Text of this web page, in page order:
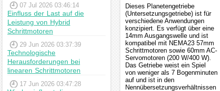
07 Jul 2026 03:46:14
Einfluss der Last auf die
Leistung von Hybrid
Schrittmotoren
29 Jun 2026 03:37:39
Technologische
Herausforderungen bei
linearen Schrittmotoren
17 Jun 2026 03:47:28
Dieses Planetengetriebe
(Untersetzungsgetriebe) ist für
verschiedene Anwendungen
konzipiert. Es verfügt über eine
14mm Ausgangswelle und ist
kompatibel mit NEMA23 57mm
Schrittmotoren sowie 60mm AC-
Servomotoren (200 W/400 W).
Das Getriebe weist ein Spiel
von weniger als 7 Bogenminuten
auf und ist in den
Nennübersetzungsverhältnissen